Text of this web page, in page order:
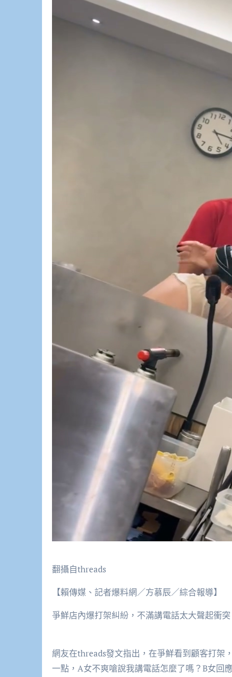
翻攝自threads
【賴傳媒、記者爆料網／方慕辰／綜合報導】
爭鮮店內爆打架糾紛，不滿講電話太大聲起衝
網友在threads發文指出，在爭鮮看到顧客打架
一點，A女不爽嗆說我講電話怎麼了嗎？B女回